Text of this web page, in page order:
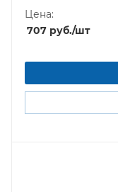
Цена:
707 руб./шт